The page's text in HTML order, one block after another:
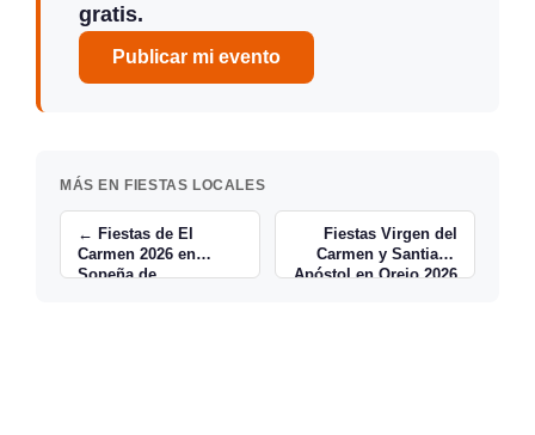
gratis.
Publicar mi evento
MÁS EN FIESTAS LOCALES
← Fiestas de El
Carmen 2026 en
Sopeña de
Fiestas Virgen del
Carmen y Santiago
Apóstol en Orejo 2026